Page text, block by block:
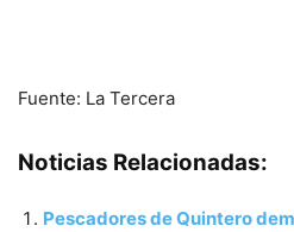
Fuente: La Tercera
Noticias Relacionadas:
Pescadores de Quintero